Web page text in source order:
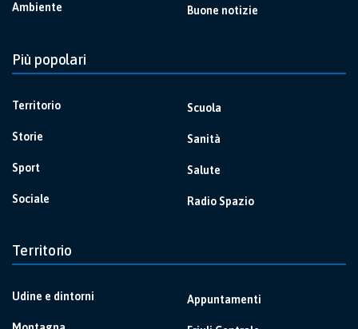
Ambiente Buone notizie
Più popolari
Territorio
Storie
Sport
Sociale
Scuola
Sanità
Salute
Radio Spazio
Territorio
Udine e dintorni Appuntamenti